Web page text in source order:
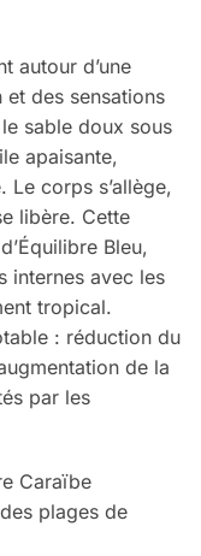
autour d’une
des sensations
sable doux sous
apaisante,
corps s’allège,
libère. Cette
Bleu,
internes avec les
tropical.
: réduction du
de la
par les
Caraïbe
plages de